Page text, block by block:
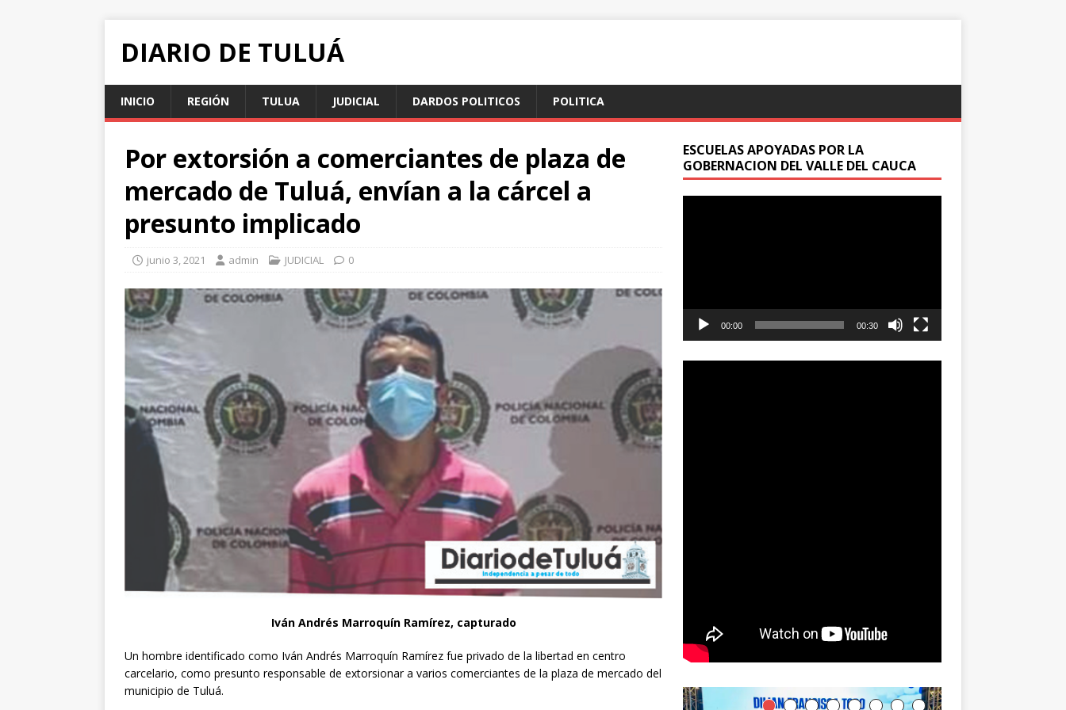
DIARIO DE TULUÁ
INICIO REGIÓN TULUA JUDICIAL DARDOS POLITICOS POLITICA
Por extorsión a comerciantes de plaza de
mercado de Tuluá, envían a la cárcel a
presunto implicado
junio 3, 2021 admin JUDICIAL 0
Iván Andrés Marroquín Ramírez, capturado
Un hombre identificado como Iván Andrés Marroquín Ramírez fue privado de la libertad en centro
carcelario, como presunto responsable de extorsionar a varios comerciantes de la plaza de mercado del
municipio de Tuluá.
ESCUELAS APOYADAS POR LA
GOBERNACION DEL VALLE DEL CAUCA
00:00 00:30